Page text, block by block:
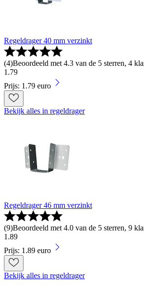
Regeldrager 40 mm verzinkt
(4)Beoordeeld met 4.3 van de 5 sterren, 4
1 .79
Prijs: 1.79 euro
Bekijk alles in regeldrager
Regeldrager 46 mm verzinkt
(9)Beoordeeld met 4.0 van de 5 sterren, 9
1 .89
Prijs: 1.89 euro
Bekijk alles in regeldrager